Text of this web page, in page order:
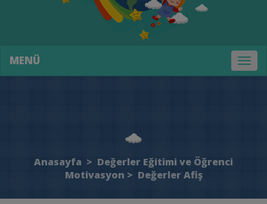
MENÜ
Toggle
Anasayfa > Değerler Eğitimi ve Öğrenci
Motivasyon > Değerler Afiş